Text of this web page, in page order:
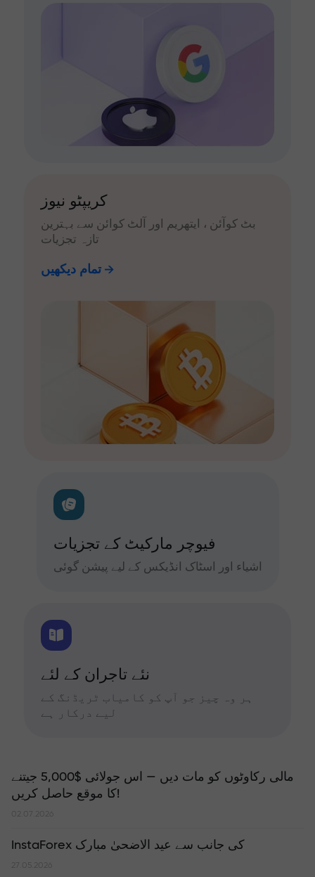
کریپٹو نیوز
بٹ کوآئن ، ایتھریم اور آلٹ کوائن سے بہترین
تازہ تجزیات
تمام دیکھیں
فیوچر مارکیٹ کے تجزیات
اشیاء اور اسٹاک انڈیکس کے لیے پیشن گوئی
نئے تاجران کے لئے
ہر وہ چیز جو آپ کو کامیاب ٹریڈنگ کے
لیے درکار ہے
مالی رکاوٹوں کو مات دیں — اس جولائی $5,000 جیتنے
کا موقع حاصل کریں!
02.07.2026
InstaForex کی جانب سے عید الاضحیٰ مبارک
27.05.2026